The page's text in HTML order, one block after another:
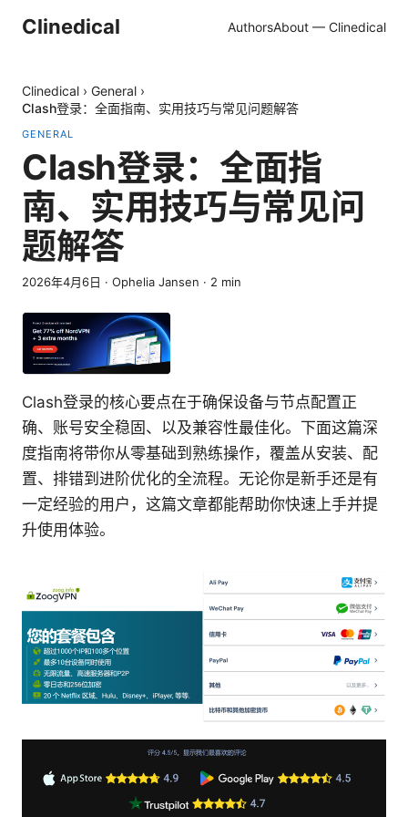
Clinedical AuthorsAbout — Clinedical
Clinedical › General ›
Clash登录：全面指南、实用技巧与常见问题解答
GENERAL
Clash登录：全面指
南、实用技巧与常见问
题解答
2026年4月6日 · Ophelia Jansen · 2 min
Clash登录的核心要点在于确保设备与节点配置正
确、账号安全稳固、以及兼容性最佳化。下面这篇深
度指南将带你从零基础到熟练操作，覆盖从安装、配
置、排错到进阶优化的全流程。无论你是新手还是有
一定经验的用户，这篇文章都能帮助你快速上手并提
升使用体验。